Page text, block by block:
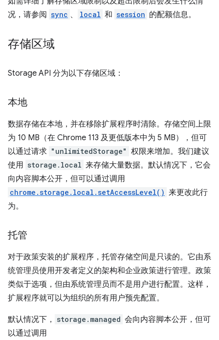
况，请参阅 sync 、 local 和 session 的配额信息。
存储区域
Storage API 分为以下存储区域：
本地
数据存储在本地，并在移除扩展程序时清除。存储空间上限
为 10 MB（在 Chrome 113 及更低版本中为 5 MB），但可
以通过请求 "unlimitedStorage" 权限来增加。我们建议
使用 storage.local 来存储大量数据。默认情况下，它会
向内容脚本公开，但可以通过调用
chrome.storage.local.setAccessLevel() 来更改此行
为。
托管
对于政策安装的扩展程序，托管存储空间是只读的。它由系
统管理员使用开发者定义的架构和企业政策进行管理。政策
类似于选项，但由系统管理员而不是用户进行配置。这样，
扩展程序就可以为组织的所有用户预先配置。
默认情况下， storage.managed 会向内容脚本公开，但可
以通过调用